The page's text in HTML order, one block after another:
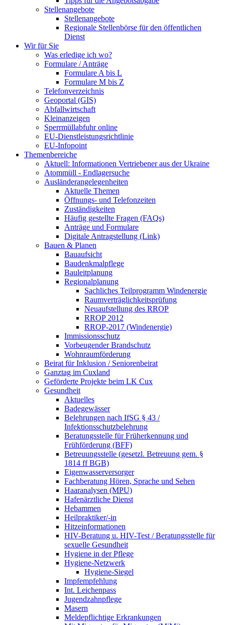
Stellenangebote
Stellenangebote
Regionale Stellenbörse für den öffentlichen
Dienst
Wir für Sie
Was erledige ich wo?
Formulare / Anträge
Formulare A bis L
Formulare M bis Z
Telefonverzeichnis
Geoportal (GIS)
Abfallwirtschaft
Kleinanzeigen
Sperrmüllabfuhr online
EU-Dienstleistungsrichtlinie
EU-Infopoint
Themenbereiche
Aktuell: Informationen Vertriebener aus der Ukraine
Atommüll - Endlagersuche
Ausländerangelegenheiten
Aktuelle Themen
Öffnungs- und Telefonzeiten
Zuständigkeiten
Häufig gestellte Fragen (FAQs)
Anträge und Formulare
Digitale Antragstellung (Link)
Bauen & Planen
Bauaufsicht
Baudenkmalpflege
Bauleitplanung
Regionalplanung
Sachliches Teilprogramm Windenergie
Raumverträglichkeitsprüfung
Neuaufstellung des RROP
RROP 2012
RROP-2017 (Windenergie)
Immissionsschutz
Vorbeugender Brandschutz
Wohnraumförderung
Beirat für Inklusion / Seniorenbeirat
Ganztag im Cuxland
Geförderte Projekte beim LK Cux
Gesundheit
Aktuelles
Badegewässer
Belehrungen nach IfSG § 43 /
Infektionsschutzbelehrung
Beratungsstelle für Früherkennung und
Frühförderung (BFF)
Betreuungsstelle (gesetzl. Betreuung gem. §
1814 ff BGB)
Eigenwasserversorger
Fachberatung Hören, Sprache und Sehen
Haaranalysen (MPU)
Hafenärztliche Dienst
Hebammen
Heilpraktiker/-in
Hitzeinformationen
HIV-Beratung u. HIV-Test / Beratungsstelle für
sexuelle Gesundheit
Hygiene in der Pflege
Hygiene-Netzwerk
Hygiene-Siegel
Impfempfehlung
Int. Leichenpass
Jugendzahnpflege
Masern
Meldepflichtige Erkrankungen